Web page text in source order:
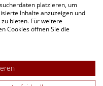
bei
platzieren, um
Inhalte anzuzeigen und
bieten. Für weitere
Cookies öffnen Sie die